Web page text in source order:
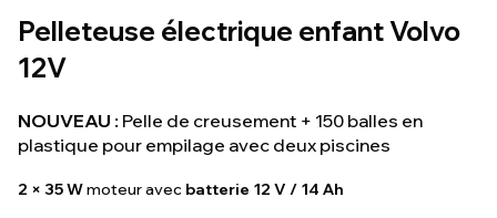
Pelleteuse électrique enfant Volvo
12V
NOUVEAU : Pelle de creusement + 150 balles en
plastique pour empilage avec deux piscines
2 × 35 Wmoteur avec batterie 12 V / 14 Ah